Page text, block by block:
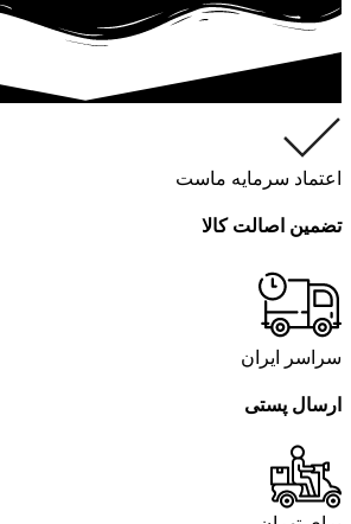
اعتماد سرمایه ماست
تضمین اصالت کالا
سراسر ایران
ارسال پستی